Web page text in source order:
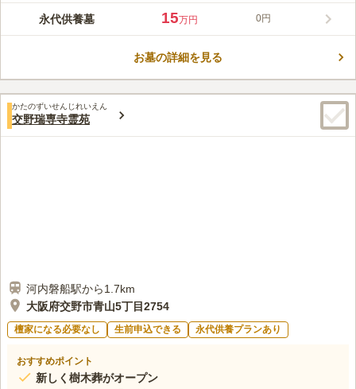
る白寿観音菩薩があります。
永代供養墓 15万円 0円
お墓の詳細を見る
かたのずいせんじれいえん
交野瑞専寺霊苑
河内磐船駅から1.7km
大阪府交野市青山5丁目2754
檀家になる必要なし 生前申込できる 永代供養プランあり
おすすめポイント
新しく樹木葬がオープン